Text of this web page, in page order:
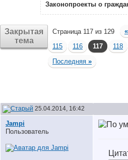
Законопроекты о
Закрытая
тема
Страница 117 из 129 «
115
116 117 118
Последняя »
25.04.2014, 16:42
Jampi
Пользователь